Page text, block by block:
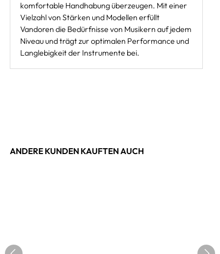
komfortable Handhabung überzeugen. Mit einer
Vielzahl von Stärken und Modellen erfüllt
Vandoren die Bedürfnisse von Musikern auf jedem
Niveau und trägt zur optimalen Performance und
Langlebigkeit der Instrumente bei.
ANDERE KUNDEN KAUFTEN AUCH